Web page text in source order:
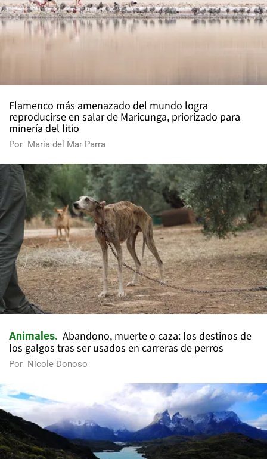
Flamenco más amenazado del mundo logra
reproducirse en salar de Maricunga, priorizado para
minería del litio
Por María del Mar Parra
Animales
Abandono, muerte o caza: los destinos de
los galgos tras ser usados en carreras de perros
Por Nicole Donoso